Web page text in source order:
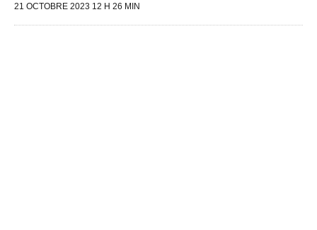
21 OCTOBRE 2023 12 H 26 MIN